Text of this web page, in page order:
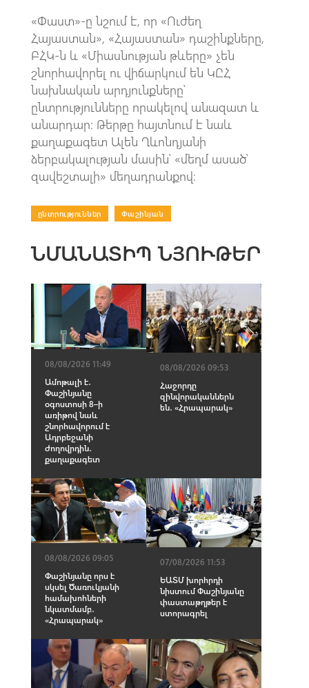
«Փաստ»-ը նշում է, որ «Ուժեղ
Հայաստան», «Հայաստան» դաշինքները,
ԲՀԿ-ն և «Միասնության թևերը» չեն
շնորհավորել ու վիճարկում են ԿԸՀ
նախնական արդյունքները՝
ընտրությունները որակելով անազատ և
անարդար։ Թերթը հայտնում է նաև
քաղաքագետ Ալեն Ղևոնդյանի
ձերբակալության մասին՝ «մեղմ ասած՝
զավեշտալի» մեղադրանքով։
ընտրություններ Փաշինյան
ՆՄԱՆԱՏԻՊ ՆՅՈՒԹԵՐ
08/08/2026 11:49
Ամոթալի է․
Փաշինյանը
օգոստոսի 8–ի
առիթով նաև
շնորհավորում է
Ադրբեջանի
ժողովրդին․
քաղաքագետ
08/08/2026 09:53
Հաջորդը
զինվորականներն
են․ «Հրապարակ»
08/08/2026 09:05
Փաշինյանը որս է
սկսել Ծառուկյանի
համախոհների
նկատմամբ․
«Հրապարակ»
07/08/2026 11:53
ԵԱՏՄ խորհրդի
նիստում Փաշինյանը
փաստաթղթեր է
ստորագրել